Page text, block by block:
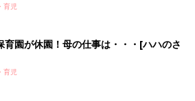
育児
育園が休園！母の仕事は・・・[ハハのさ
育児